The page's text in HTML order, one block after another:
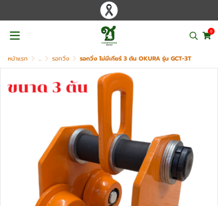
0
หน้าแรก ... รอกวิ่ง รอกวิ่ง ไม่มีเกียร์ 3 ตัน OKURA รุ่น GCT-3T